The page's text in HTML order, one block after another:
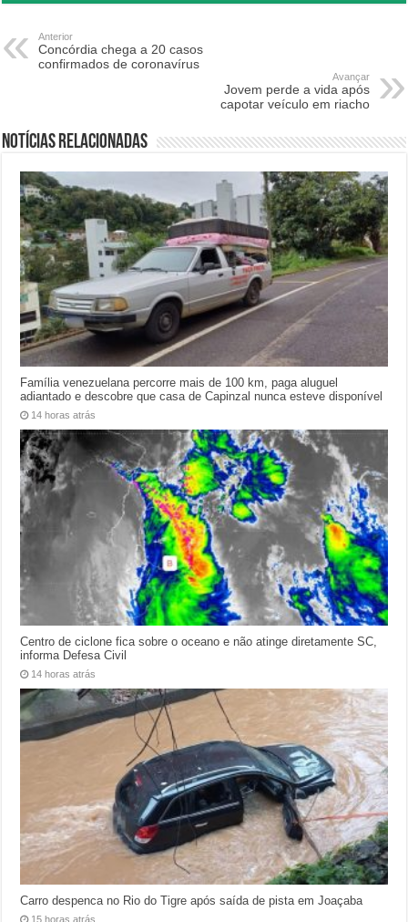
Anterior
Concórdia chega a 20 casos
confirmados de coronavírus
Avançar
Jovem perde a vida após
capotar veículo em riacho
Notícias relacionadas
Família venezuelana percorre mais de 100 km, paga aluguel
adiantado e descobre que casa de Capinzal nunca esteve disponível
14 horas atrás
Centro de ciclone fica sobre o oceano e não atinge diretamente SC,
informa Defesa Civil
14 horas atrás
Carro despenca no Rio do Tigre após saída de pista em Joaçaba
15 horas atrás